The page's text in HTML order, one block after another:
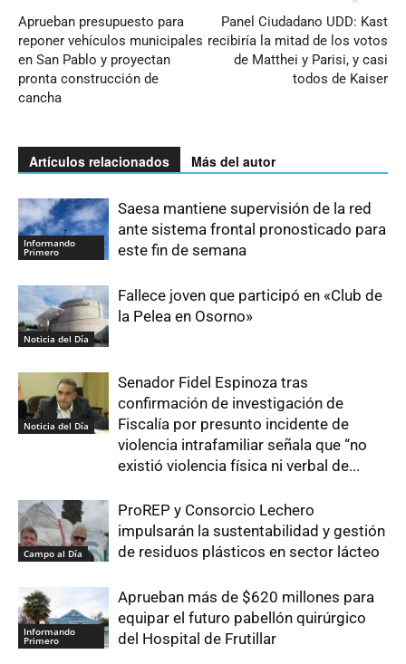
Aprueban presupuesto para
reponer vehículos municipales
en San Pablo y proyectan
pronta construcción de
cancha
Panel Ciudadano UDD: Kast
recibiría la mitad de los votos
de Matthei y Parisi, y casi
todos de Kaiser
Artículos relacionados Más del autor
Informando
Primero
Saesa mantiene supervisión de la red
ante sistema frontal pronosticado para
este fin de semana
Noticia del Día
Fallece joven que participó en «Club de
la Pelea en Osorno»
Noticia del Día
Senador Fidel Espinoza tras
confirmación de investigación de
Fiscalía por presunto incidente de
violencia intrafamiliar señala que “no
existió violencia física ni verbal de...
Campo al Día
ProREP y Consorcio Lechero
impulsarán la sustentabilidad y gestión
de residuos plásticos en sector lácteo
Informando
Primero
Aprueban más de $620 millones para
equipar el futuro pabellón quirúrgico
del Hospital de Frutillar